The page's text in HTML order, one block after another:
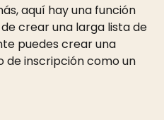
aquí hay una función
crear una larga lista de
puedes crear una
de inscripción como un